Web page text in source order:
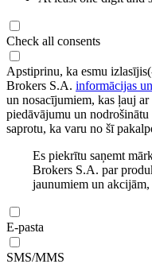
Check all consents
Apstiprinu, ka esmu
Brokers S.A. informācijas
un nosacījumiem, kas ļauj
piedāvājumu un
saprotu, ka varu no šī
Es piekrītu saņemt
Brokers S.A. par
jaunumiem un
E-pasta
SMS/MMS